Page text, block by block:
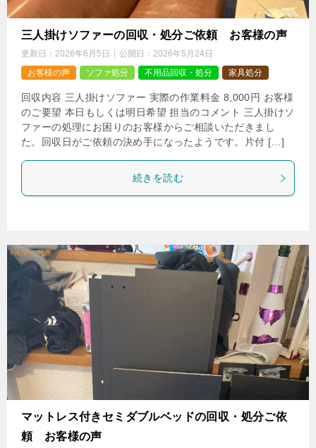
三人掛けソファーの回収・処分ご依頼 お客様の声
更新日： 2026年6月5日 公開日： 2026年5月24日
お客様の声
ソファ処分 不用品回収・処分 家具処分
回収内容 三人掛けソファー 実際の作業料金 8,000円 お客様
のご要望 本日もしくは明日希望 担当のコメント 三人掛けソ
ファーの処理にお困りのお客様からご相談いただきまし
た。回収日がご依頼の決め手になったようです。片付 […]
続きを読む
マットレス付きセミダブルベッドの回収・処分ご依
頼 お客様の声